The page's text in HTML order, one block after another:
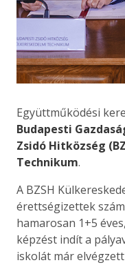
Együttműködési
Budapesti
Zsidó Hitközség
Technikum.
A BZSH
érettségizettek
hamarosan 1+5
képzést indít a
iskolát már